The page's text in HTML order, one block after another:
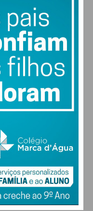
°
SEG
30°
TER
ALTERAR
EM PAÇOS DE